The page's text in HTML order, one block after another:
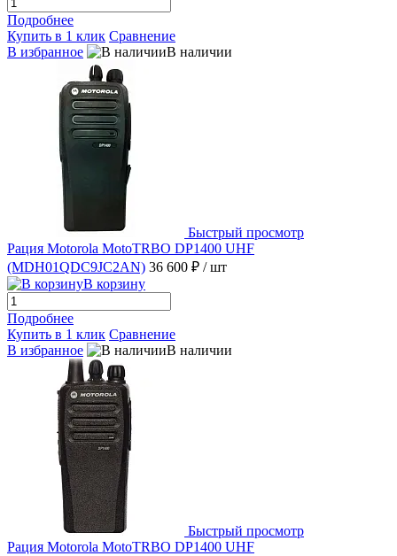
Подробнее
Купить в 1 клик Сравнение
В избранное
В наличии
Быстрый просмотр
Рация Motorola MotoTRBO DP1400 UHF
(MDH01QDC9JC2AN) 36 600 ₽ / шт
В корзину
Подробнее
Купить в 1 клик Сравнение
В избранное
В наличии
Быстрый просмотр
Рация Motorola MotoTRBO DP1400 UHF